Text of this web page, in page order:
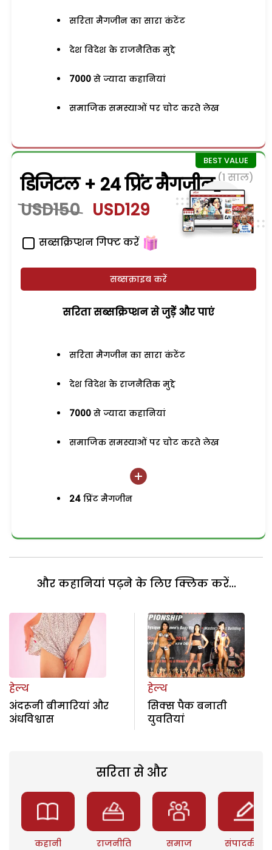
सरिता मैगजीन का सारा कंटेंट
देश विदेश के राजनैतिक मुद्दे
7000 से ज्यादा कहानियां
समाजिक समस्याओं पर चोट करते लेख
डिजिटल + 24 प्रिंट मैगजीन (1 साल)
USD150 USD129
सब्सक्रिप्शन गिफ्ट करें
सब्सक्राइब करें
सरिता सब्सक्रिप्शन से जुड़ेें और पाएं
सरिता मैगजीन का सारा कंटेंट
देश विदेश के राजनैतिक मुद्दे
7000 से ज्यादा कहानियां
समाजिक समस्याओं पर चोट करते लेख
24 प्रिंट मैगजीन
और कहानियां पढ़ने के लिए क्लिक करें...
हेल्थ
अंदरूनी बीमारियां और
अंधविश्वास
हेल्थ
सिक्स पैक बनाती
युवतियां
सरिता से और
कहानी राजनीति समाज संपादकीय